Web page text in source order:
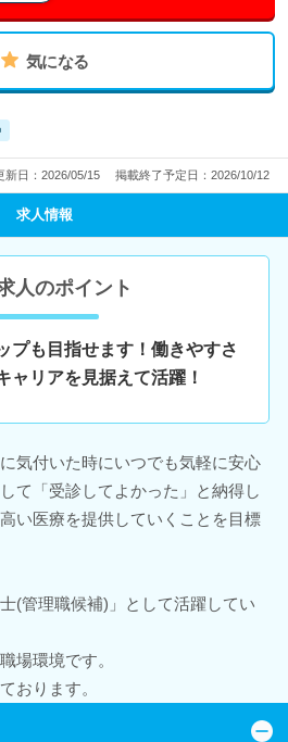
気になる
新日：2026/05/15 掲載終了予定日：2026/10/12
求人情報
人のポイント
プも目指せます！働きやすさ
ャリアを見据えて活躍！
気付いた時にいつでも気軽に安心
て「受診してよかった」と納得し
い医療を提供していくことを目標
(管理職候補)」として活躍してい
場環境です。
おります。